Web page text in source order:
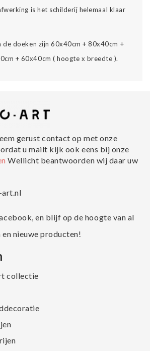
is het schilderij helemaal klaar
de doeken zijn 60x40cm + 80x40cm +
+ 60x40cm ( hoogte x breedte ).
gerust contact op met onze
u mailt kijk ook eens bij onze
Wellicht beantwoorden wij daar uw
art.nl
en blijf op de hoogte van al
nieuwe producten!
collectie